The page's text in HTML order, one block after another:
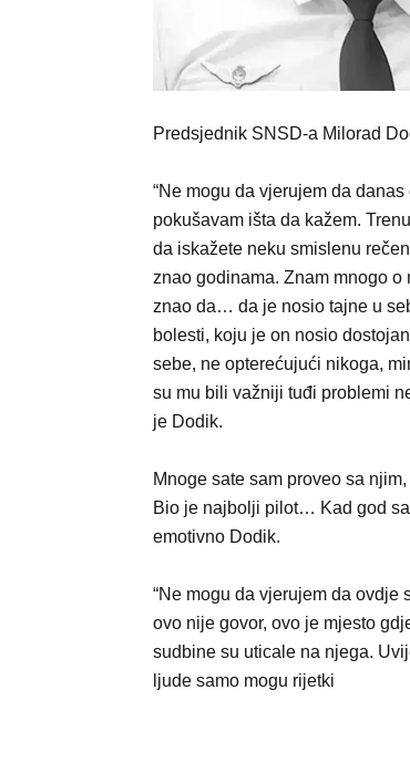
Predsjednik SNSD-a Milorad
“Ne mogu da vjerujem da
pokušavam išta da kažem.
da iskažete neku smislenu
znao godinama. Znam mnogo o
znao da… da je nosio tajne u
bolesti, koju je on nosio
sebe, ne opterećujući nikoga,
su mu bili važniji tuđi problemi
je Dodik.
Mnoge sate sam proveo sa
Bio je najbolji pilot… Kad god
emotivno Dodik.
“Ne mogu da vjerujem da ovdje
ovo nije govor, ovo je mjesto
sudbine su uticale na njega.
ljude samo mogu rijetki